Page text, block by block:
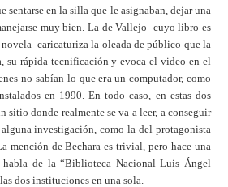
sentarse en la silla que le asignaban, dejar una
muy bien. La de Vallejo -cuyo libro es
caricaturiza la oleada de público que la
su rápida tecnificación y evoca el video en el
no sabían lo que era un computador, como
en 1990. En todo caso, en estas dos
sitio donde realmente se va a leer, a conseguir
investigación, como la del protagonista
mención de Bechara es trivial, pero hace una
habla de la “Biblioteca Nacional Luis Ángel
dos instituciones en una sola.